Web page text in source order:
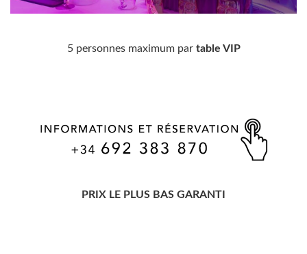
5 personnes maximum par table VIP
PRIX LE PLUS BAS GARANTI